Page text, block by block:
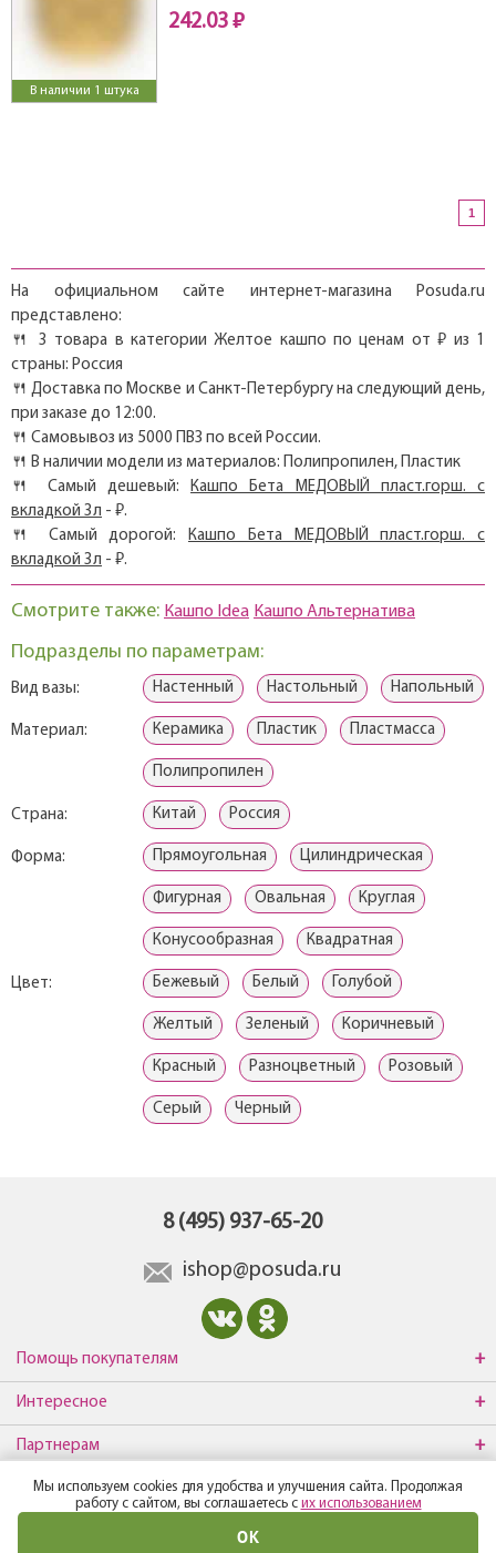
В наличии 1 штука
242.03 ₽
1
На официальном сайте интернет-магазина Posuda.ru
представлено:
🍴 3 товара в категории Желтое кашпо по ценам от ₽ из 1
страны: Россия
🍴 Доставка по Москве и Санкт-Петербургу на следующий день,
при заказе до 12:00.
🍴 Самовывоз из 5000 ПВЗ по всей России.
🍴 В наличии модели из материалов: Полипропилен, Пластик
🍴 Самый дешевый: Кашпо Бета МЕДОВЫЙ пласт.горш. с
вкладкой 3л - ₽.
🍴 Самый дорогой: Кашпо Бета МЕДОВЫЙ пласт.горш. с
вкладкой 3л - ₽.
Смотрите также: Кашпо Idea Кашпо Альтернатива
Подразделы по параметрам:
Вид вазы: Настенный Настольный Напольный
Материал: Керамика Пластик Пластмасса
Полипропилен
Страна: Китай Россия
Форма: Прямоугольная Цилиндрическая
Фигурная Овальная Круглая
Конусообразная Квадратная
Цвет: Бежевый Белый Голубой
Желтый Зеленый Коричневый
Красный Разноцветный Розовый
Серый Черный
8 (495) 937-65-20
ishop@posuda.ru
Помощь покупателям
Интересное
Партнерам
О компании
Мы используем cookies для удобства и улучшения сайта. Продолжая
работу с сайтом, вы соглашаетесь с их использованием
ОК